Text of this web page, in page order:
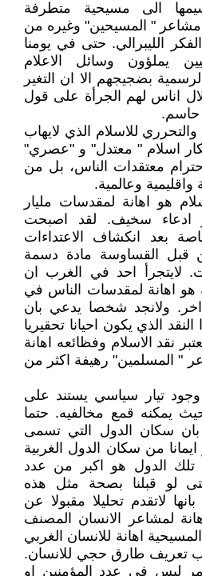
الى مسيحية متطرفة
مشاعر " المسيحين" وغيره من
الليبرالي. حتى في يومنا
يملؤون وسائل الاعلام
بضجيجهم الا ان التغير
اناس لهم الجرأة على قول
حاسم.
والتحرري للاسلام الذي لايهاب
اسلام " معتدل" و "عصري"
معتقدات الناس، بل من
وعالمية.
هو اهانة لمقدسات مليار
سخيف. لقد اصبحت
بعد انكشاف الاعتداءات
قبل القساوسة مادة دسمة
لايتجرأ احد في الغرب ان
هو اهانة لمقدسات الناس في
ولانجد شخصا يدعي بان
الذي يكون احيانا تحقيريا
نقد الاسلام وفظائعه اهانة
" المسلمين" رهيفة اكثر من
تيار سياسي يستند على
يمكنه قمع مخالفيه. حتما
سكان الدول التي تسمى
من سكان الدول الغربية
تلك الدول هو اكبر من عدد
لو قبلنا بصحة مثل هذه
لاتقدم تحليلا مقبولا عن
لمشاعر الانسان المصنف
اهانة للانسان الغربي
تعريف طارق حجي للانسان.
ليس في عدد المؤمنين او